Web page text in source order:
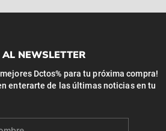
NEWSLETTER
Dctos% para tu próxima compra!
enterarte de las últimas noticias en tu